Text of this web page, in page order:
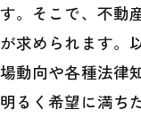
。そこで、不
求められます
動向や各種法
るく希望に満